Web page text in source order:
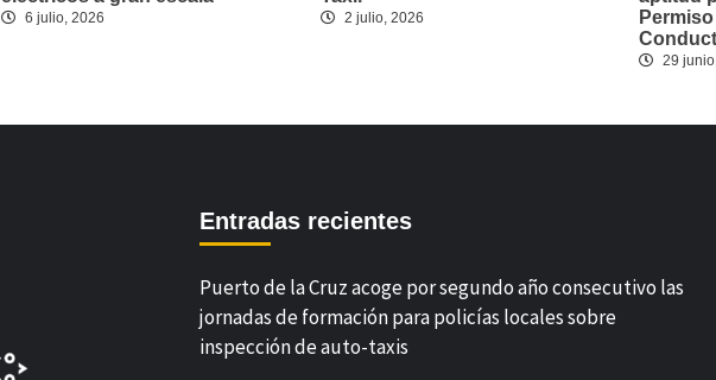
6 julio, 2026 2 julio, 2026
29
Entradas recientes
Puerto de la Cruz acoge por segundo año consecutivo las
jornadas de formación para policías locales sobre
inspección de auto-taxis